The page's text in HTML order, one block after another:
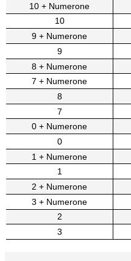
10 + Numerone
10
9 + Numerone
9
8 + Numerone
7 + Numerone
8
7
0 + Numerone
0
1 + Numerone
1
2 + Numerone
3 + Numerone
2
3